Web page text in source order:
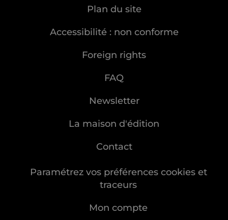
Plan du site
Accessibilité : non conforme
Foreign rights
FAQ
Newsletter
La maison d'édition
Contact
Paramétrez vos préférences cookies et
traceurs
Mon compte